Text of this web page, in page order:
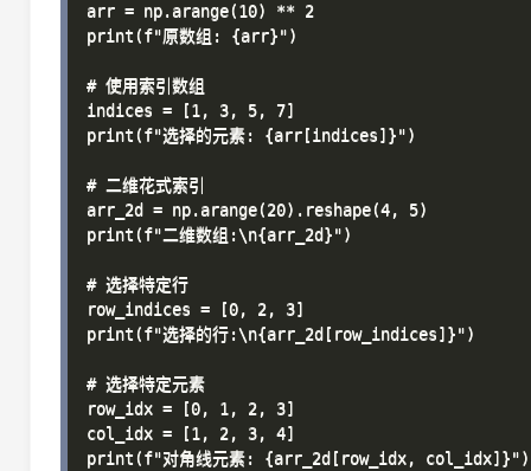
arr = np.arange(10) ** 2
print(f"原数组: {arr}")
# 使用索引数组
indices = [1, 3, 5, 7]
print(f"选择的元素: {arr[indices]}")
# 二维花式索引
arr_2d = np.arange(20).reshape(4, 5)
print(f"二维数组:\n{arr_2d}")
# 选择特定行
row_indices = [0, 2, 3]
print(f"选择的行:\n{arr_2d[row_indices]}")
# 选择特定元素
row_idx = [0, 1, 2, 3]
col_idx = [1, 2, 3, 4]